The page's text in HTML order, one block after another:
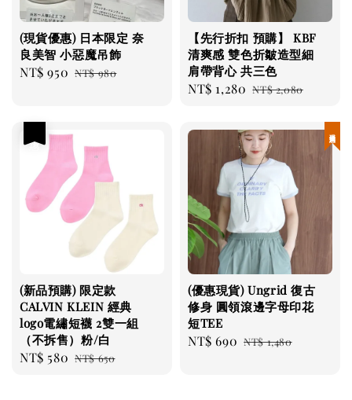
(現貨優惠) 日本限定 奈
良美智 小惡魔吊飾
Sale
NT$ 950 Regular
NT$ 980
【先行折扣 預購】 KBF
清爽感 雙色折皺造型細
肩帶背心 共三色
Sale
NT$ 1,280 Regular
NT$ 2,080
(新品預購) 限定款
CALVIN KLEIN 經典
logo電繡短襪 2雙一組
（不拆售）粉/白
Sale
NT$ 580 Regular
NT$ 650
(優惠現貨) Ungrid 復古
修身 圓領滾邊字母印花
短TEE
Sale
NT$ 690 Regular
NT$ 1,480